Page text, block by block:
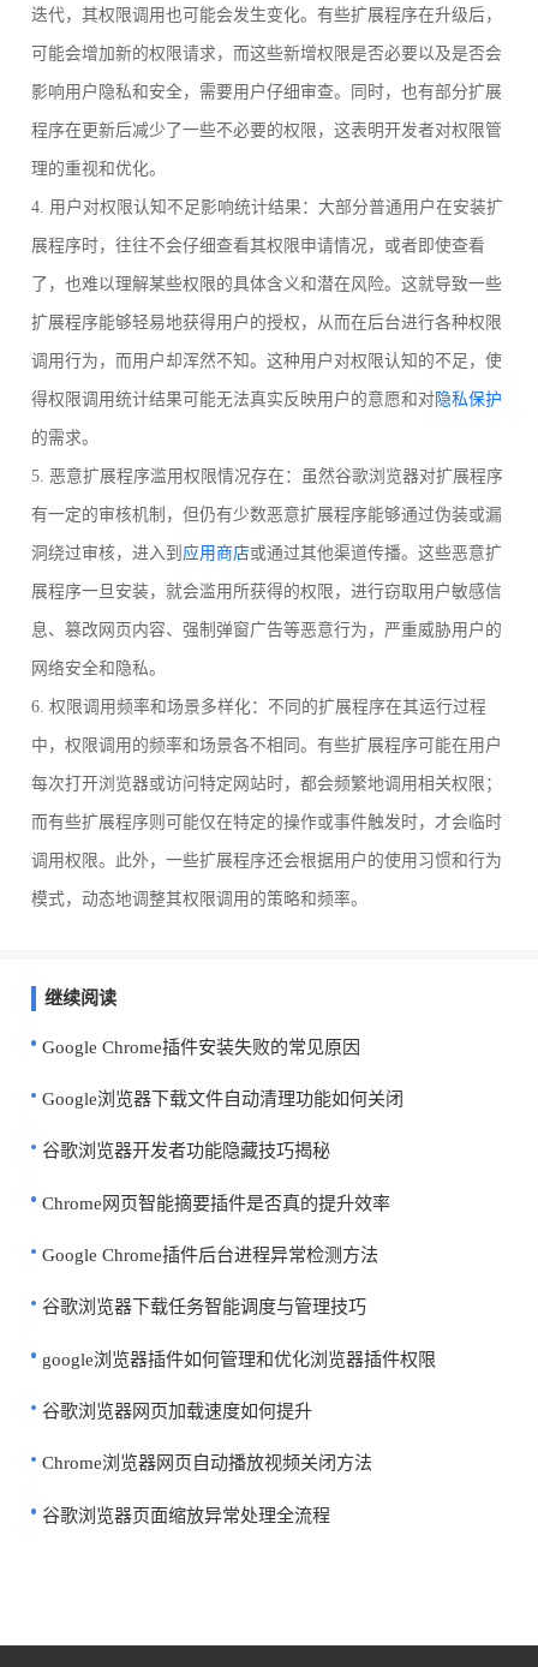
迭代，其权限调用也可能会发生变化。有些扩展程序在升级后，
可能会增加新的权限请求，而这些新增权限是否必要以及是否会
影响用户隐私和安全，需要用户仔细审查。同时，也有部分扩展
程序在更新后减少了一些不必要的权限，这表明开发者对权限管
理的重视和优化。
4. 用户对权限认知不足影响统计结果：大部分普通用户在安装扩
展程序时，往往不会仔细查看其权限申请情况，或者即使查看
了，也难以理解某些权限的具体含义和潜在风险。这就导致一些
扩展程序能够轻易地获得用户的授权，从而在后台进行各种权限
调用行为，而用户却浑然不知。这种用户对权限认知的不足，使
得权限调用统计结果可能无法真实反映用户的意愿和对隐私保护
的需求。
5. 恶意扩展程序滥用权限情况存在：虽然谷歌浏览器对扩展程序
有一定的审核机制，但仍有少数恶意扩展程序能够通过伪装或漏
洞绕过审核，进入到 应用商店或通过其他渠道传播。这些恶意扩
展程序一旦安装，就会滥用所获得的权限，进行窃取用户敏感信
息、篡改网页内容、强制弹窗广告等恶意行为，严重威胁用户的
网络安全和隐私。
6. 权限调用频率和场景多样化：不同的扩展程序在其运行过程
中，权限调用的频率和场景各不相同。有些扩展程序可能在用户
每次打开浏览器或访问特定网站时，都会频繁地调用相关权限；
而有些扩展程序则可能仅在特定的操作或事件触发时，才会临时
调用权限。此外，一些扩展程序还会根据用户的使用习惯和行为
模式，动态地调整其权限调用的策略和频率。
继续阅读
Google Chrome插件安装失败的常见原因
Google浏览器下载文件自动清理功能如何关闭
谷歌浏览器开发者功能隐藏技巧揭秘
Chrome网页智能摘要插件是否真的提升效率
Google Chrome插件后台进程异常检测方法
谷歌浏览器下载任务智能调度与管理技巧
google浏览器插件如何管理和优化浏览器插件权限
谷歌浏览器网页加载速度如何提升
Chrome浏览器网页自动播放视频关闭方法
谷歌浏览器页面缩放异常处理全流程